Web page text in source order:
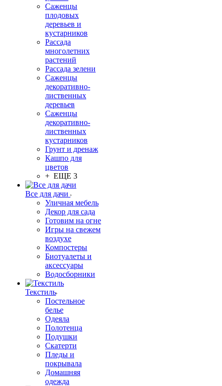
Саженцы
плодовых
деревьев и
кустарников
Рассада
многолетних
растений
Рассада зелени
Саженцы
декоративно-
лиственных
деревьев
Саженцы
декоративно-
лиственных
кустарников
Грунт и дренаж
Кашпо для
цветов
+ ЕЩЕ 3
Все для дачи
Уличная мебель
Декор для сада
Готовим на огне
Игры на свежем
воздухе
Компостеры
Биотуалеты и
аксессуары
Водосборники
Текстиль
Постельное
белье
Одеяла
Полотенца
Подушки
Скатерти
Пледы и
покрывала
Домашняя
одежда